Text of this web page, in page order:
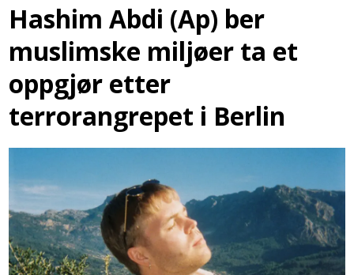
Hashim Abdi (Ap) ber
muslimske miljøer ta et
oppgjør etter
terrorangrepet i Berlin